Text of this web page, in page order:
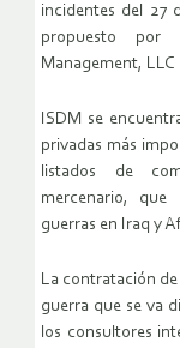
incidentes del 27
propuesto por
Management, LLC
ISDM se
privadas más
listados de
mercenario, que
guerras en Iraq y
La contratación de
guerra que se va
los consultores